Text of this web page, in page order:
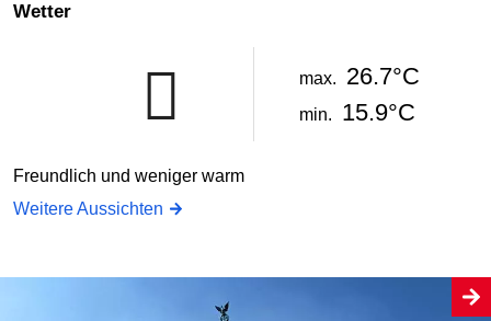
Wetter
max. 26.7°C
min. 15.9°C
Freundlich und weniger warm
Weitere Aussichten